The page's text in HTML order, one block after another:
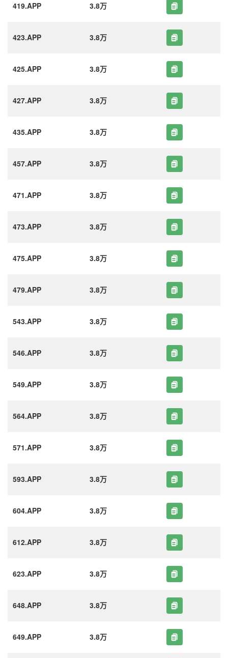
419.APP 3.8万
423.APP 3.8万
425.APP 3.8万
427.APP 3.8万
435.APP 3.8万
457.APP 3.8万
471.APP 3.8万
473.APP 3.8万
475.APP 3.8万
479.APP 3.8万
543.APP 3.8万
546.APP 3.8万
549.APP 3.8万
564.APP 3.8万
571.APP 3.8万
593.APP 3.8万
604.APP 3.8万
612.APP 3.8万
623.APP 3.8万
648.APP 3.8万
649.APP 3.8万